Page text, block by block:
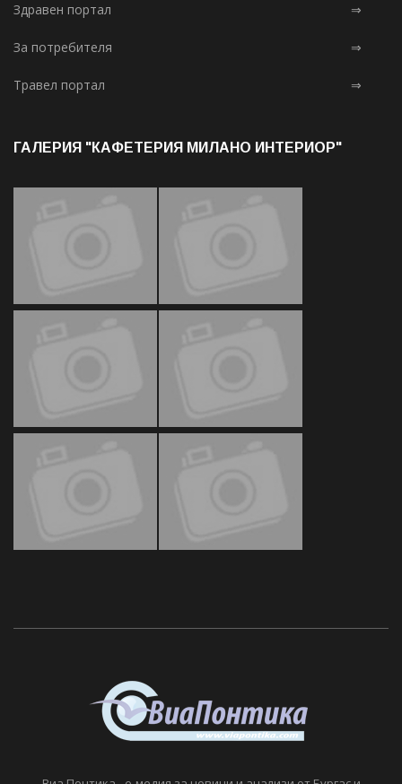
Здравен портал ⇒
За потребителя ⇒
Травел портал ⇒
ГАЛЕРИЯ "КАФЕТЕРИЯ МИЛАНО ИНТЕРИОР"